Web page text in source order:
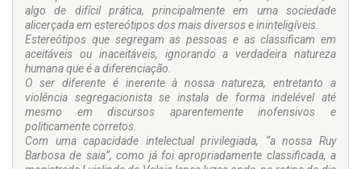
algo de difícil prática, principalmente em uma sociedade
alicerçada em estereótipos dos mais diversos e ininteligíveis.
Estereótipos que segregam as pessoas e as classificam em
aceitáveis ou inaceitáveis, ignorando a verdadeira natureza
humana que é a diferenciação.
O ser diferente é inerente à nossa natureza, entretanto a
violência segregacionista se instala de forma indelével até
mesmo em discursos aparentemente inofensivos e
politicamente corretos.
Com uma capacidade intelectual privilegiada, “a nossa Ruy
Barbosa de saia”, como já foi apropriadamente classificada, a